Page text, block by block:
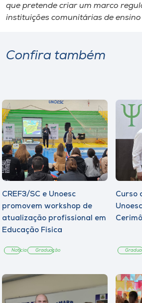
Unoesc
A+
A-
que pretende criar um marco
instituições comunitárias de ensino
Confira também
CREF3/SC e Unoesc
promovem workshop de
atualização profissional em
Educação Física
Notícia Graduação
Curso